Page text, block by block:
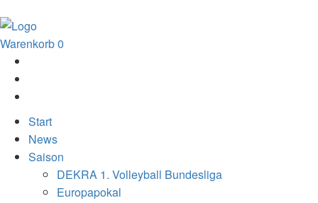
Warenkorb0
Start
News
Saison
DEKRA 1. Volleyball Bundesliga
Europapokal